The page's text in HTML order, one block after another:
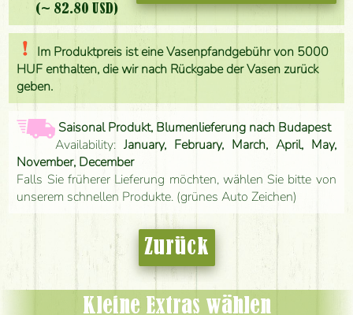
(~ 82.80 USD)
Im Produktpreis ist eine Vasenpfandgebühr von 5000
HUF enthalten, die wir nach Rückgabe der Vasen zurück
geben.
Saisonal Produkt, Blumenlieferung nach Budapest
Availability: January, February, March, April, May,
November, December
Falls Sie früherer Lieferung möchten, wählen Sie bitte von
unserem schnellen Produkte. (grünes Auto Zeichen)
Zurück
Kleine Extras wählen